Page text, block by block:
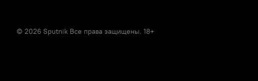
© 2026 Sputnik Все права защищены. 18+